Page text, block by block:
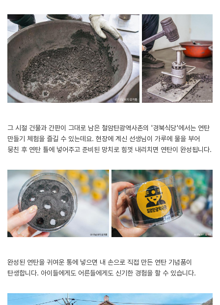
그 시절 건물과 간판이 그대로 남은 철암탄광역사촌의 '경북식당'에서는 연탄
만들기 체험을 즐길 수 있는데요. 현장에 계신 선생님이 가루에 물을 부어
뭉친 후 연탄 틀에 넣어주고 준비된 망치로 힘껏 내리치면 연탄이 완성됩니다.
완성된 연탄을 귀여운 통에 넣으면 내 손으로 직접 만든 연탄 기념품이
탄생합니다. 아이들에게도 어른들에게도 신기한 경험을 할 수 있습니다.